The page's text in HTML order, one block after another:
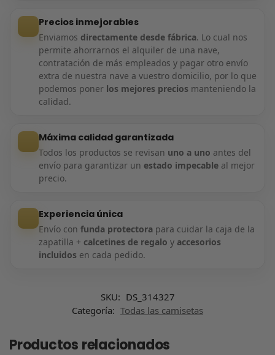
Precios inmejorables
Enviamos directamente desde fábrica. Lo cual nos
permite ahorrarnos el alquiler de una nave,
contratación de más empleados y pagar otro envío
extra de nuestra nave a vuestro domicilio, por lo que
podemos poner los mejores precios manteniendo la
calidad.
Máxima calidad garantizada
Todos los productos se revisan uno a uno antes del
envío para garantizar un estado impecableal mejor
precio.
Experiencia única
Envío con funda protectorapara cuidar la caja de la
zapatilla + calcetines de regalo y accesorios
incluidos en cada pedido.
SKU: DS_314327
Categoría: Todas las camisetas
Productos relacionados